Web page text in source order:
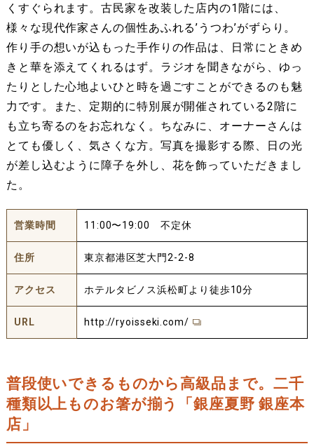
くすぐられます。古民家を改装した店内の1階には、
様々な現代作家さんの個性あふれる’うつわ’がずらり。
作り手の想いが込もった手作りの作品は、日常にときめ
きと華を添えてくれるはず。ラジオを聞きながら、ゆっ
たりとした心地よいひと時を過ごすことができるのも魅
力です。また、定期的に特別展が開催されている2階に
も立ち寄るのをお忘れなく。ちなみに、オーナーさんは
とても優しく、気さくな方。写真を撮影する際、日の光
が差し込むように障子を外し、花を飾っていただきまし
た。
営業時間 11:00〜19:00 不定休
住所 東京都港区芝大門2-2-8
アクセス ホテルタビノス浜松町より徒歩10分
URL http://ryoisseki.com/
普段使いできるものから高級品まで。二千
種類以上ものお箸が揃う「銀座夏野 銀座本
店」